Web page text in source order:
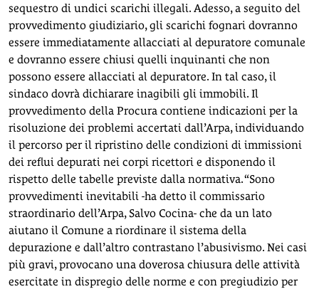
sequestro di undici scarichi illegali. Adesso, a seguito del
provvedimento giudiziario, gli scarichi fognari dovranno
essere immediatamente allacciati al depuratore comunale
e dovranno essere chiusi quelli inquinanti che non
possono essere allacciati al depuratore. In tal caso, il
sindaco dovrà dichiarare inagibili gli immobili. Il
provvedimento della Procura contiene indicazioni per la
risoluzione dei problemi accertati dall’Arpa, individuando
il percorso per il ripristino delle condizioni di immissioni
dei reflui depurati nei corpi ricettori e disponendo il
rispetto delle tabelle previste dalla normativa. “Sono
provvedimenti inevitabili -ha detto il commissario
straordinario dell’Arpa, Salvo Cocina- che da un lato
aiutano il Comune a riordinare il sistema della
depurazione e dall’altro contrastano l’abusivismo. Nei casi
più gravi, provocano una doverosa chiusura delle attività
esercitate in dispregio delle norme e con pregiudizio per